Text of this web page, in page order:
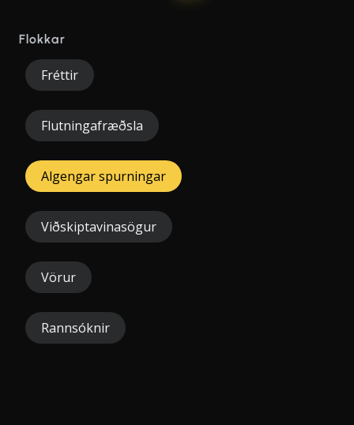
Flokkar
Fréttir
Flutningafræðsla
Algengar spurningar
Viðskiptavinasögur
Vörur
Rannsóknir